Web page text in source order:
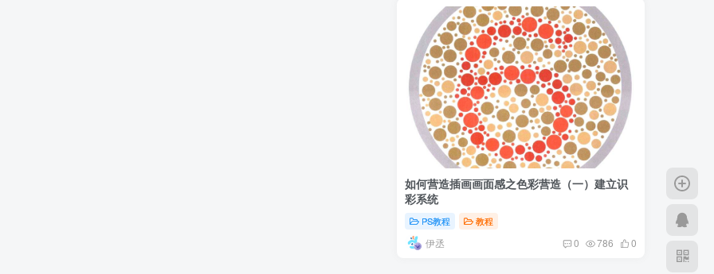
如何营造插画画面感之色彩营造（一）建立识
彩系统
PS教程 教程
伊丞 0 786 0